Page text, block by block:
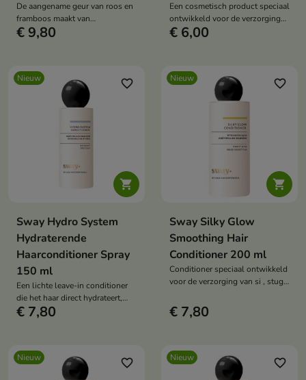
De aangename geur van roos en
framboos maakt van
huidverzorging een uniek ritueel.
€ 9,80
Een cosmetisch product speciaal
ontwikkeld voor de verzorging
van droog, beschadigd en
€ 6,00
Nieuw

favorite_border
Sway Hydro System
Hydraterende
Haarconditioner Spray
150 ml
Een lichte leave-in conditioner
die het haar direct hydrateert,
glad maakt en de dagelijkse
€ 7,80
Nieuw

favorite_border
Sway Silky Glow
Smoothing Hair
Conditioner 200 ml
Conditioner speciaal ontwikkeld
voor de verzorging van si , stug
€ 7,80
Nieuw favorite_border Nieuw favorite_border